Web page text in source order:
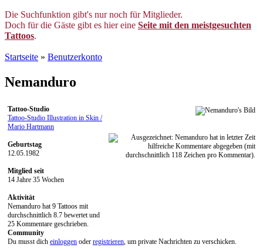
Die Suchfunktion gibt's nur noch für Mitglieder.
Doch für die Gäste gibt es hier eine Seite mit den meistgesuchten
Tattoos.
Startseite » Benutzerkonto
Nemanduro
Tattoo-Studio
Tattoo-Studio Illustration in Skin /
Mario Hartmann
Geburtstag
12.05.1982
Mitglied seit
14 Jahre 35 Wochen
Aktivität
Nemanduro hat 9 Tattoos mit
durchschnittlich 8.7 bewertet und
25 Kommentare geschrieben.
Community
Du musst dich einloggen oder registrieren, um private Nachrichten zu verschicken.